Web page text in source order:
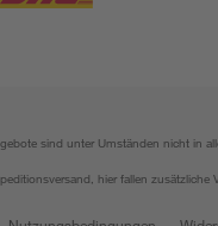
sind unter Umständen nicht
hier fallen zusätzliche